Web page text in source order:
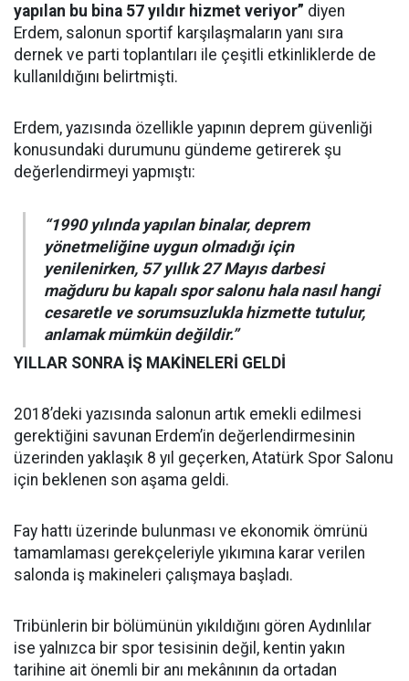
yapılan bu bina 57 yıldır hizmet veriyor” diyen
Erdem, salonun sportif karşılaşmaların yanı sıra
dernek ve parti toplantıları ile çeşitli etkinliklerde de
kullanıldığını belirtmişti.
Erdem, yazısında özellikle yapının deprem güvenliği
konusundaki durumunu gündeme getirerek şu
değerlendirmeyi yapmıştı:
“1990 yılında yapılan binalar, deprem
yönetmeliğine uygun olmadığı için
yenilenirken, 57 yıllık 27 Mayıs darbesi
mağduru bu kapalı spor salonu hala nasıl hangi
cesaretle ve sorumsuzlukla hizmette tutulur,
anlamak mümkün değildir.”
YILLAR SONRA İŞ MAKİNELERİ GELDİ
2018’deki yazısında salonun artık emekli edilmesi
gerektiğini savunan Erdem’in değerlendirmesinin
üzerinden yaklaşık 8 yıl geçerken, Atatürk Spor Salonu
için beklenen son aşama geldi.
Fay hattı üzerinde bulunması ve ekonomik ömrünü
tamamlaması gerekçeleriyle yıkımına karar verilen
salonda iş makineleri çalışmaya başladı.
Tribünlerin bir bölümünün yıkıldığını gören Aydınlılar
ise yalnızca bir spor tesisinin değil, kentin yakın
tarihine ait önemli bir anı mekânının da ortadan